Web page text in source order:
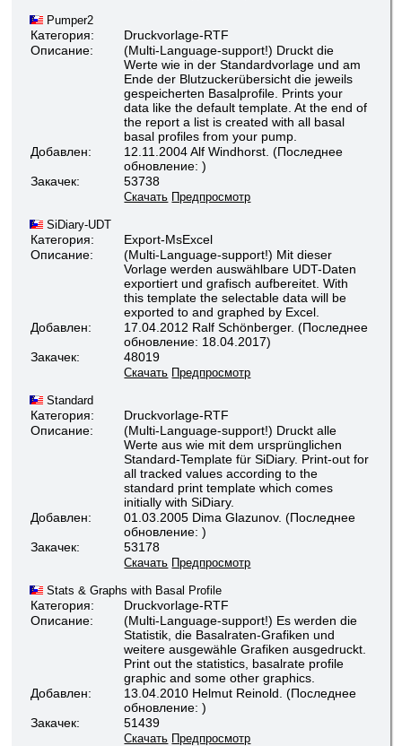
Pumper2
Категория:
Druckvorlage-RTF
Описание:
(Multi-Language-support!) Druckt die
Werte wie in der Standardvorlage und am
Ende der Blutzuckerübersicht die jeweils
gespeicherten Basalprofile. Prints your
data like the default template. At the end of
the report a list is created with all basal
basal profiles from your pump.
Добавлен:
12.11.2004 Alf Windhorst. (Последнее
обновление: )
Закачек:
53738
Скачать Предпросмотр
SiDiary-UDT
Категория:
Export-MsExcel
Описание:
(Multi-Language-support!) Mit dieser
Vorlage werden auswählbare UDT-Daten
exportiert und grafisch aufbereitet. With
this template the selectable data will be
exported to and graphed by Excel.
Добавлен:
17.04.2012 Ralf Schönberger. (Последнее
обновление: 18.04.2017)
Закачек:
48019
Скачать Предпросмотр
Standard
Категория:
Druckvorlage-RTF
Описание:
(Multi-Language-support!) Druckt alle
Werte aus wie mit dem ursprünglichen
Standard-Template für SiDiary. Print-out for
all tracked values according to the
standard print template which comes
initially with SiDiary.
Добавлен:
01.03.2005 Dima Glazunov. (Последнее
обновление: )
Закачек:
53178
Скачать Предпросмотр
Stats & Graphs with Basal Profile
Категория:
Druckvorlage-RTF
Описание:
(Multi-Language-support!) Es werden die
Statistik, die Basalraten-Grafiken und
weitere ausgewähle Grafiken ausgedruckt.
Print out the statistics, basalrate profile
graphic and some other graphics.
Добавлен:
13.04.2010 Helmut Reinold. (Последнее
обновление: )
Закачек:
51439
Скачать Предпросмотр